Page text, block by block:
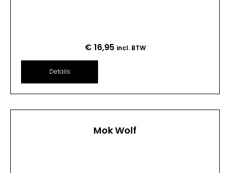
€ 16,95 incl. BTW
Details
Mok Wolf